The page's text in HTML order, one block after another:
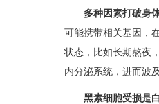
多种因素打破身
可能携带相关基因，
状态，比如长期熬夜
内分泌系统，进而波
黑素细胞受损是